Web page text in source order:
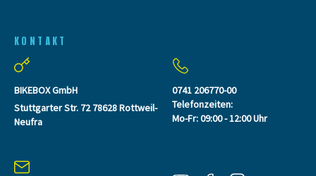
KONTAKT
BIKEBOX GmbH
Stuttgarter Str. 72 78628 Rottweil-
Neufra
0741 206770-00
Telefonzeiten:
Mo-Fr: 09:00 - 12:00 Uhr